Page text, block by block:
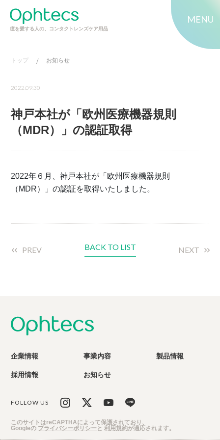
瞳を愛する人の、コンタクトレンズケア用品
MENU
トップ / お知らせ
2022.09.30
神戸本社が「欧州医療機器規則
（MDR）」の認証取得
2022年６月、神戸本社が「欧州医療機器規則
（MDR）」の認証を取得いたしました。
PREV BACK TO LIST NEXT
企業情報 事業内容 製品情報
採用情報 お知らせ
FOLLOW US
このサイトはreCAPTHAによって保護されており、
Googleの プライバシーポリシーと利用規約が適応されます。